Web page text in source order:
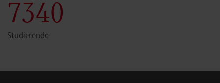
7341
Studierende